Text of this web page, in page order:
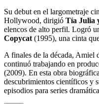
Su debut en el largometraje
Hollywood, dirigió Tía Julia
elencos de alto perfil. Logró
Copycat (1995), una cinta
A finales de la década, Amiel
continuó trabajando en
(2009). En esta obra
descubrimientos científicos y
episodios para series